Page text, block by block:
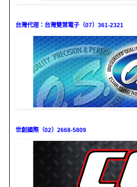
台灣代理：台灣雙葉電子（07）361-2321
世創國際（02）2668-5809